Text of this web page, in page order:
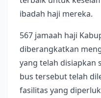
ibadah haji mereka.
567 jamaah haji
diberangkatkan
yang telah disiapkan
bus tersebut telah
fasilitas yang